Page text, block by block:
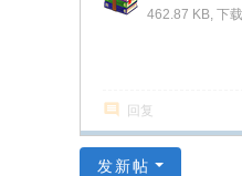
462.87 KB, 下
回复
发新帖